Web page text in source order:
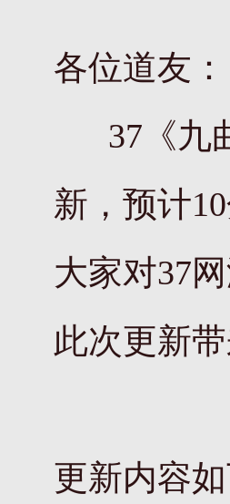
各位道友：
37《九
新，预计
大家对37
此次更新
更新内容如